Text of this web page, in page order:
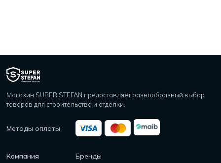
Магазин SUPER STEFAN предоставляет разнообразный выбор
товаров для строительства и отделки.
Методы оплаты
Компания
Бренды